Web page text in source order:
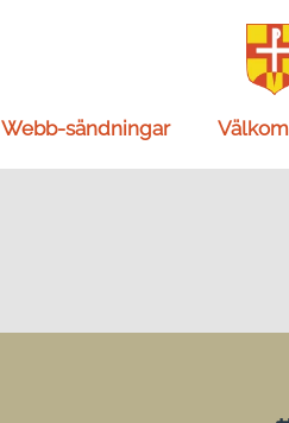
Webb-sändningar